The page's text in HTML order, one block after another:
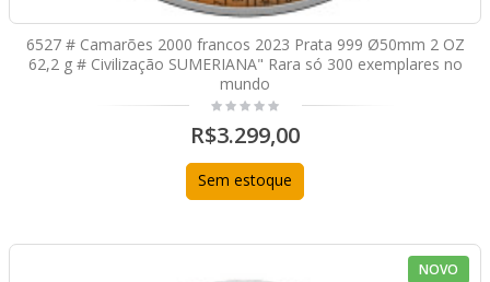
6527 # Camarões 2000 francos 2023 Prata 999 Ø50mm 2 OZ
62,2 g # Civilização SUMERIANA" Rara só 300 exemplares no
mundo
R$3.299,00
Sem estoque
NOVO